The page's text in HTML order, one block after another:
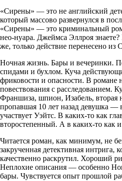
«Сирены» — это не английский
который массово развернулся в
«Сирены» — это криминальный
нео-нуара. Джеймса Эллроя
же, только действие перенесено
Ночная жизнь. Бары и вечеринки.
спидами и бухлом. Куча
фриковости и опасности. В романе
повествования с
Франшиза, шпион, Изабель, вторая
пропавшая 10 лет назад девушка —
участвует Уэйтс. В каких-то как
второстепенный. А в каких-то как и
Читается роман, как минимум, не
закрученная детективная интрига,
качественно раскрутил. Хороший
Неплохие описания — особенно
бары. Чувствуется опыт прошлой